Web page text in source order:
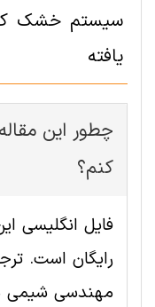
سیستم خشک کن
یافته
چطور این
کنم؟
رایگان است.
مهندسی شیمی